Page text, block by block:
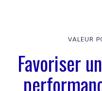
VALEUR
Favoriser